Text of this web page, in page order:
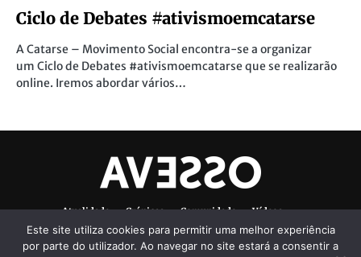
Ciclo de Debates #ativismoemcatarse
A Catarse – Movimento Social encontra-se a organizar
um Ciclo de Debates #ativismoemcatarse que se realizarão
online. Iremos abordar vários…
Atualidade Crónicas Comunidade
Vídeos
Denúncias Ambientais
Ficha Técnica
Este site utiliza cookies para permitir uma melhor experiência
por parte do utilizador. Ao navegar no site estará a consentir a